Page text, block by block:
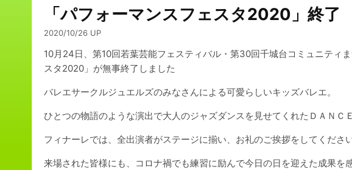
「パフォーマンスフェスタ2020」終了
2020/10/26 UP
10月24日、第10回若葉芸能フェスティバル・第30回千城台コミュニティ
スタ2020」が無事終了しました
バレエサークルジュエルズのみなさんによる可愛らしいキッズバレエ。
ひとつの物語のような演出で大人のジャズダンスを見せてくれたＤＡＮＣ
フィナーレでは、全出演者がステージに揃い、お礼のご挨拶をしてください
来場された皆様にも、コロナ禍でも練習に励んで今日の日を迎えた成果を